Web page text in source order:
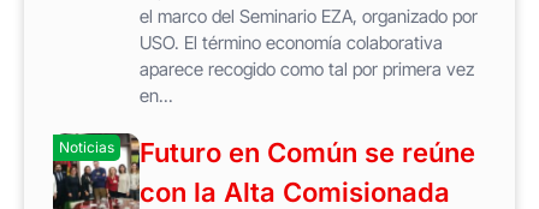
el marco del Seminario EZA, organizado por
USO. El término economía colaborativa
aparece recogido como tal por primera vez
en...
Noticias
Futuro en Común se reúne
con la Alta Comisionada